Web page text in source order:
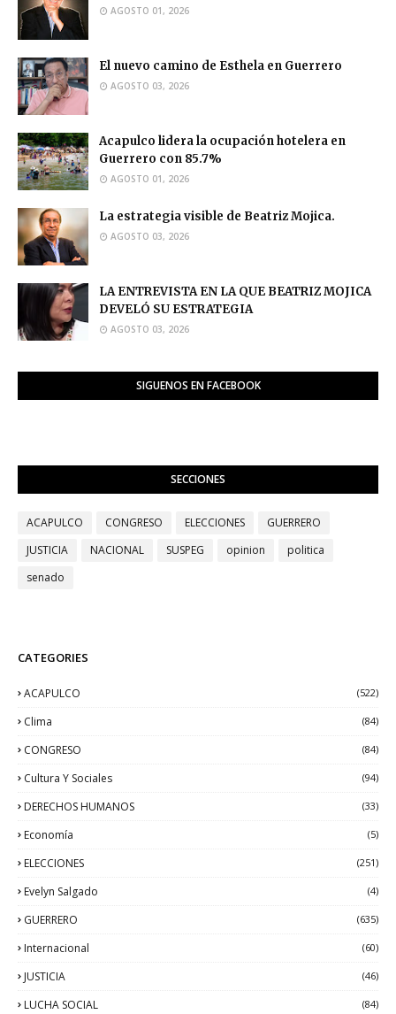
AGOSTO 01, 2026
El nuevo camino de Esthela en Guerrero
AGOSTO 03, 2026
Acapulco lidera la ocupación hotelera en
Guerrero con 85.7%
AGOSTO 01, 2026
La estrategia visible de Beatriz Mojica.
AGOSTO 03, 2026
LA ENTREVISTA EN LA QUE BEATRIZ MOJICA
DEVELÓ SU ESTRATEGIA
AGOSTO 03, 2026
SIGUENOS EN FACEBOOK
SECCIONES
ACAPULCO CONGRESO ELECCIONES
GUERRERO
JUSTICIA
NACIONAL SUSPEG opinion
politica
senado
CATEGORIES
ACAPULCO (522)
Clima (84)
CONGRESO (84)
Cultura Y Sociales (94)
DERECHOS HUMANOS (33)
Economía (5)
ELECCIONES (251)
Evelyn Salgado (4)
GUERRERO (635)
Internacional (60)
JUSTICIA (46)
LUCHA SOCIAL (84)